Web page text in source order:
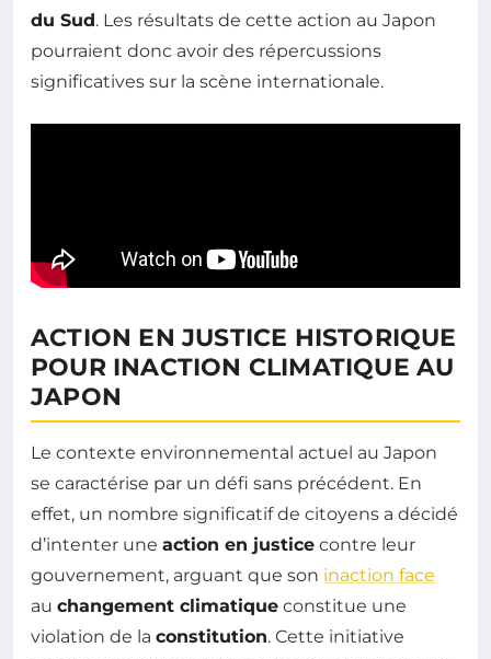
du Sud. Les résultats de cette action au Japon
pourraient donc avoir des répercussions
significatives sur la scène internationale.
ACTION EN JUSTICE HISTORIQUE
POUR INACTION CLIMATIQUE AU
JAPON
Le contexte environnemental actuel au Japon
se caractérise par un défi sans précédent. En
effet, un nombre significatif de citoyens a décidé
d’intenter une action en justice contre leur
gouvernement, arguant que son inaction face
au changement climatique constitue une
violation de la constitution. Cette initiative